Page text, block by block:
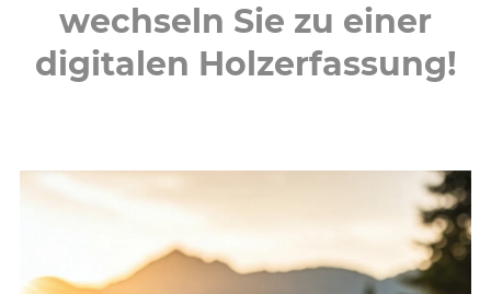
wechseln Sie zu einer
digitalen Holzerfassung!